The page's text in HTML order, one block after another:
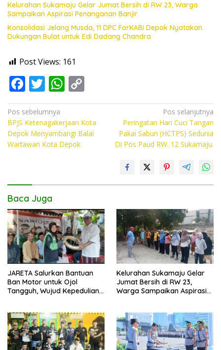
Kelurahan Sukamaju Gelar Jumat Bersih di RW 23, Warga
Sampaikan Aspirasi Penanganan Banjir
Konsolidasi Jelang Musda, 11 DPC ForKABI Depok Nyatakan
Dukungan Bulat untuk Edi Dadang Chandra
Post Views: 161
F
ac
e
b
o
T
w
itt
er
W
h
at
s
A
o
p
y
Navigasi
pos
Pos sebelumnya
BPJS Ketenagakerjaan Kota
Depok Menyambangi Balai
Wartawan Kota Depok
Pos selanjutnya
Peringatan Hari Cuci Tangan
Pakai Sabun (HCTPS) Sedunia
Di Pos Paud RW. 12 Sukamaju.
Baca Juga
JARETA Salurkan Bantuan
Ban Motor untuk Ojol
Tangguh, Wujud Kepedulian
Kelurahan Sukamaju Gelar
Jumat Bersih di RW 23,
Warga Sampaikan Aspirasi